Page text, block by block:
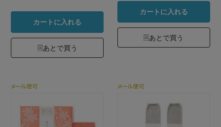
カートに入れる
あとで買う
カートに入れる
あとで買う